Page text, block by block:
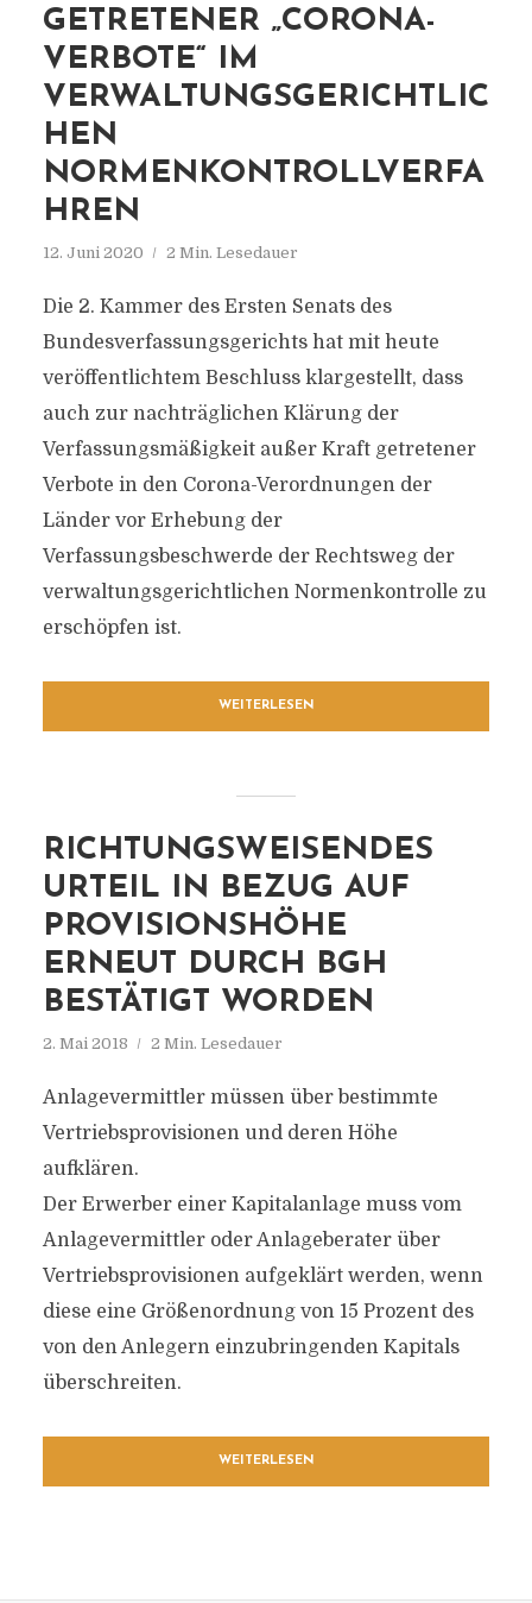
TRETENER „CORONA-VE
RBOTE“ IM VE
RWALTUNGSGERICHTLICHE
N NO
RMENKONTROLLVERFAHR
EN
12. Juni 2020 2 Min. Lesedauer
Die 2. Kammer des Ersten Senats des
Bundesverfassungsgerichts hat mit heute
veröffentlichtem Beschluss klargestellt, dass
auch zur nachträglichen Klärung der
Verfassungsmäßigkeit außer Kraft getretener
Verbote in den Corona-Verordnungen der
Länder vor Erhebung der
Verfassungsbeschwerde der Rechtsweg der
verwaltungsgerichtlichen Normenkontrolle zu
erschöpfen ist.
WEITERLESEN
RICHTUNGSWEISENDES
URTEIL IN BEZUG AUF
PROVISIONSHÖHE
ERNEUT DURCH BGH
BESTÄTIGT WORDEN
2. Mai 2018 2 Min. Lesedauer
Anlagevermittler müssen über bestimmte
Vertriebsprovisionen und deren Höhe
aufklären.
Der Erwerber einer Kapitalanlage muss vom
Anlagevermittler oder Anlageberater über
Vertriebsprovisionen aufgeklärt werden, wenn
diese eine Größenordnung von 15 Prozent des
von den Anlegern einzubringenden Kapitals
überschreiten.
WEITERLESEN